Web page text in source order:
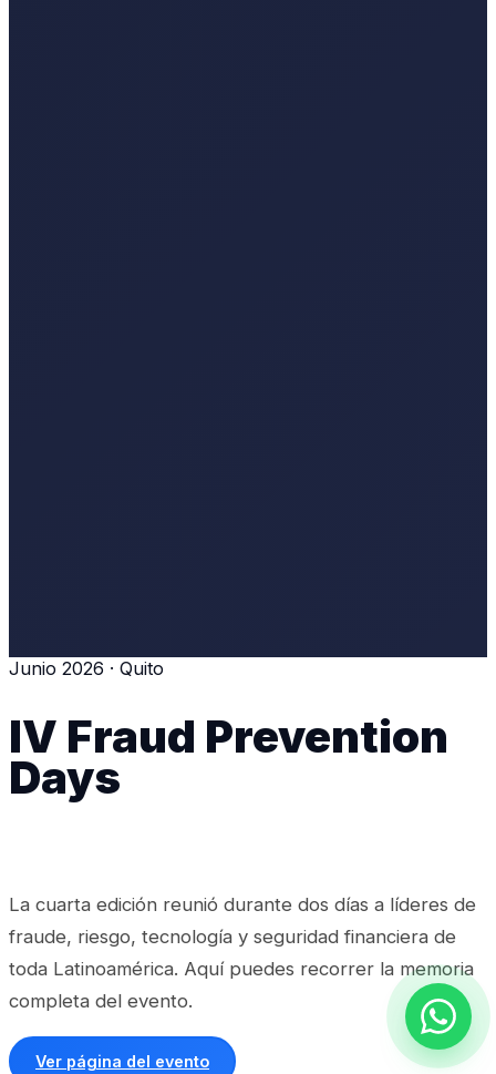
Junio 2026 · Quito
IV Fraud Prevention
Days
La cuarta edición reunió durante dos días a líderes de
fraude, riesgo, tecnología y seguridad financiera de
toda Latinoamérica. Aquí puedes recorrer la memoria
completa del evento.
Ver página del evento